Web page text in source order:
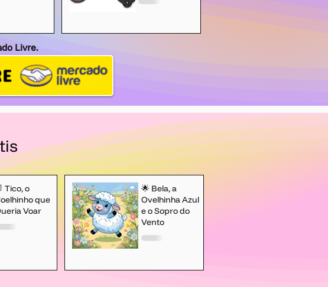
Livre.
Tico, o
que
Voar
🌟 Bela, a
Ovelhinha Azul
e o Sopro do
Vento